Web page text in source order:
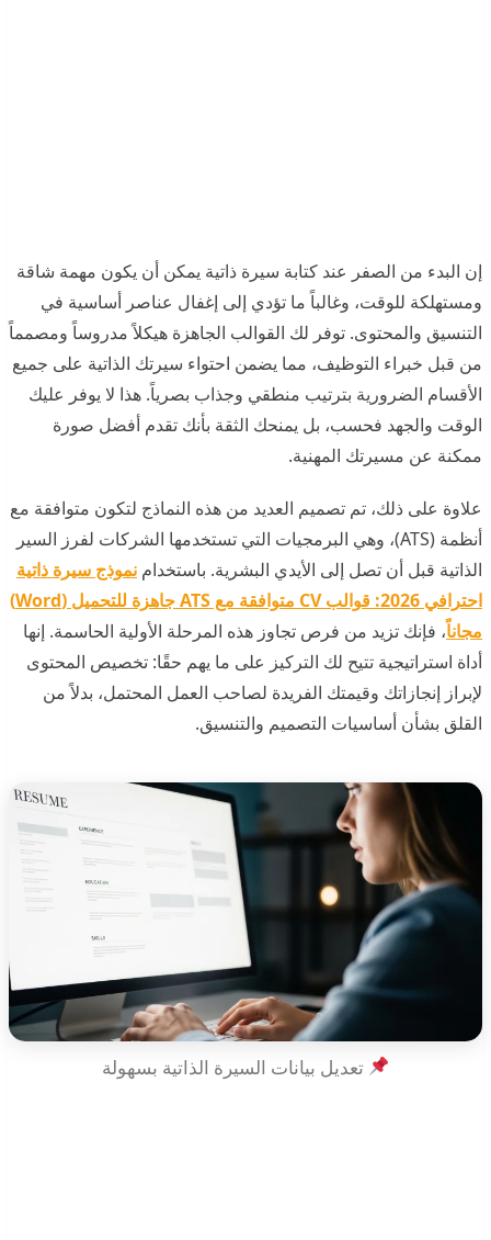
إن البدء من الصفر عند كتابة سيرة ذاتية يمكن أن يكون مهمة شاقة
ومستهلكة للوقت، وغالباً ما تؤدي إلى إغفال عناصر أساسية في
التنسيق والمحتوى. توفر لك القوالب الجاهزة هيكلاً مدروساً ومصمماً
من قبل خبراء التوظيف، مما يضمن احتواء سيرتك الذاتية على جميع
الأقسام الضرورية بترتيب منطقي وجذاب بصرياً. هذا لا يوفر عليك
الوقت والجهد فحسب، بل يمنحك الثقة بأنك تقدم أفضل صورة
ممكنة عن مسيرتك المهنية.
علاوة على ذلك، تم تصميم العديد من هذه النماذج لتكون متوافقة مع
أنظمة (ATS)، وهي البرمجيات التي تستخدمها الشركات لفرز السير
الذاتية قبل أن تصل إلى الأيدي البشرية. باستخدام نموذج سيرة ذاتية
احترافي 2026: قوالب CV متوافقة مع ATS جاهزة للتحميل (Word)
مجاناً، فإنك تزيد من فرص تجاوز هذه المرحلة الأولية الحاسمة. إنها
أداة استراتيجية تتيح لك التركيز على ما يهم حقًا: تخصيص المحتوى
لإبراز إنجازاتك وقيمتك الفريدة لصاحب العمل المحتمل، بدلاً من
القلق بشأن أساسيات التصميم والتنسيق.
تعديل بيانات السيرة الذاتية بسهولة